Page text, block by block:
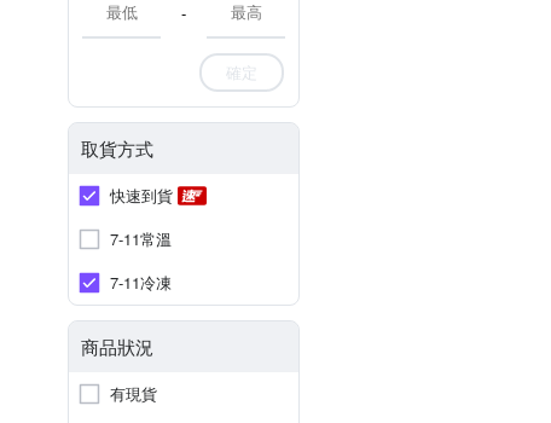
-
確定
取貨方式
快速到貨
7-11常溫
7-11冷凍
商品狀況
有現貨